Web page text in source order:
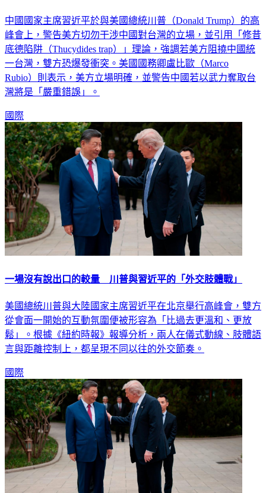
中國國家主席習近平於與美國總統川普（Donald Trump）的高
峰會上，警告美方切勿干涉中國對台灣的立場，並引用「修昔
底德陷阱（Thucydides trap）」理論，強調若美方阻撓中國統
一台灣，雙方恐爆發衝突。美國國務卿盧比歐（Marco
Rubio）則表示，美方立場明確，並警告中國若以武力奪取台
灣將是「嚴重錯誤」。
國際
一場沒有說出口的較量 川普與習近平的「外交肢體戰」
美國總統川普與大陸國家主席習近平在北京舉行高峰會，雙方
從會面一開始的互動氛圍便被形容為「比過去更溫和、更放
鬆」。根據《紐約時報》報導分析，兩人在儀式動線、肢體語
言與距離控制上，都呈現不同以往的外交節奏。
國際